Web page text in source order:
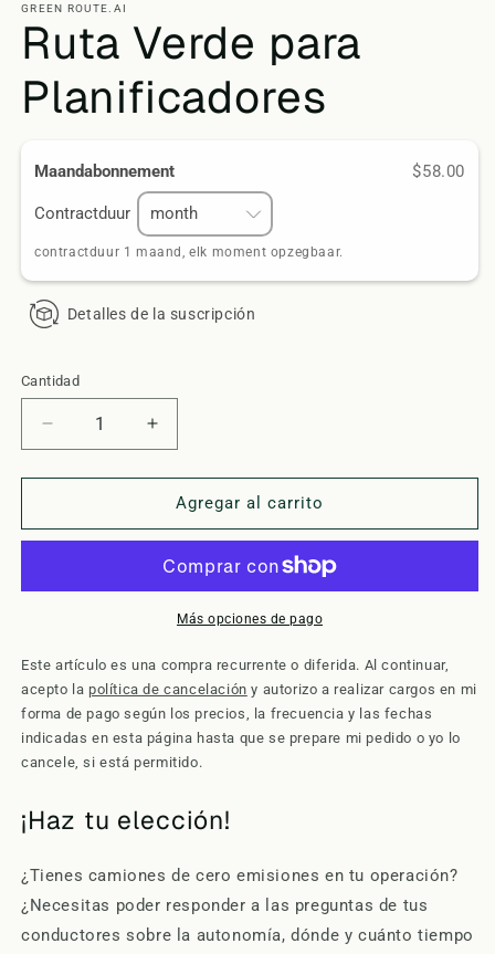
una
ventana
modal
GREEN ROUTE.AI
Ruta Verde para
Planificadores
Maandabonnement $58.00
Contractduur
contractduur 1 maand, elk moment opzegbaar.
Detalles de la suscripción
Cantidad
Cantidad
Reducir
cantidad
para
Verde
Planificadores
Aumentar
cantidad
para
Ruta
Verde
Planificadores
Agregar al carrito
Más opciones de pago
Este artículo es una compra recurrente o diferida. Al continuar,
acepto la política de cancelación y autorizo a realizar cargos en mi
forma de pago según los precios, la frecuencia y las fechas
indicadas en esta página hasta que se prepare mi pedido o yo lo
cancele, si está permitido.
¡Haz tu elección!
¿Tienes camiones de cero emisiones en tu operación?
¿Necesitas poder responder a las preguntas de tus
conductores sobre la autonomía, dónde y cuánto tiempo